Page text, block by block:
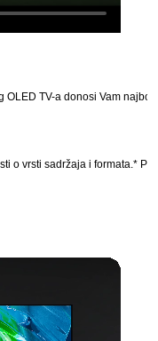
OLED TV-a donosi Vam
o vrsti sadržaja i formata.*